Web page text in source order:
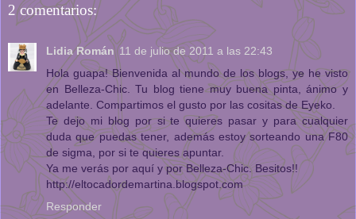
2 comentarios:
Lidia Román 11 de julio de 2011 a las 22:43
Hola guapa! Bienvenida al mundo de los blogs, ye he visto
en Belleza-Chic. Tu blog tiene muy buena pinta, ánimo y
adelante. Compartimos el gusto por las cositas de Eyeko.
Te dejo mi blog por si te quieres pasar y para cualquier
duda que puedas tener, además estoy sorteando una F80
de sigma, por si te quieres apuntar.
Ya me verás por aquí y por Belleza-Chic. Besitos!!
http://eltocadordemartina.blogspot.com
Responder